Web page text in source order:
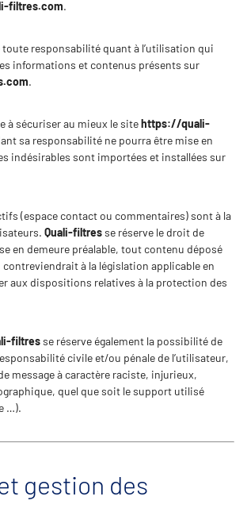
filtres.com.
toute responsabilité quant à l’utilisation qui
informations et contenus présents sur
.
à sécuriser au mieux le sitehttps://quali-
sa responsabilité ne pourra être mise en
indésirables sont importées et installées sur
(espace contact ou commentaires) sont à la
Quali-filtresse réserve le droit de
en demeure préalable, tout contenu déposé
contreviendrait à la législation applicable en
aux dispositions relatives à la protection des
filtresse réserve également la possibilité de
civile et/ou pénale de l’utilisateur,
message à caractère raciste, injurieux,
quel que soit le support utilisé
…).
gestion des